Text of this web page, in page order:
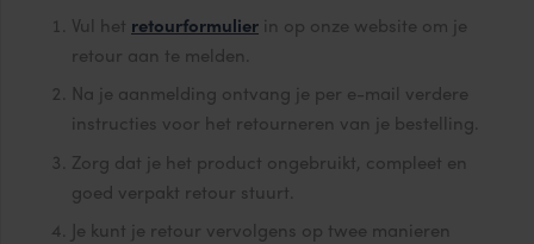
Vul het retourformulier in op onze website om je
retour aan te melden.
Na je aanmelding ontvang je per e-mail verdere
instructies voor het retourneren van je bestelling.
Zorg dat je het product ongebruikt, compleet en
goed verpakt retour stuurt.
Je kunt je retour vervolgens op twee manieren